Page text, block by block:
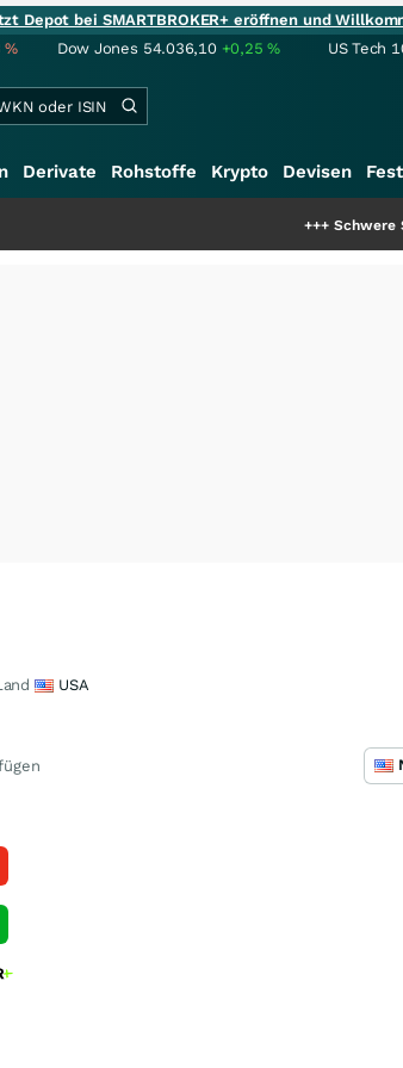
Depot bei SMARTBROKER+ eröffnen und
% Dow Jones 54.036,10 +0,25% US Tech
Derivate Rohstoffe Krypto Devisen
Schwere Seltene
USA